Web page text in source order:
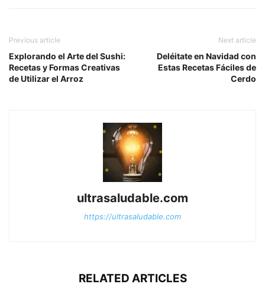
Previous article
Explorando el Arte del Sushi:
Recetas y Formas Creativas
de Utilizar el Arroz
Next article
Deléitate en Navidad con
Estas Recetas Fáciles de
Cerdo
ultrasaludable.com
https://ultrasaludable.com
RELATED ARTICLES